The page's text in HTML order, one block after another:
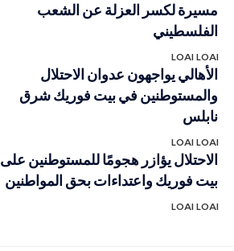
مسيرة لكسر العزلة عن الشعب
الفلسطيني
LOAI LOAI
الأهالي يواجهون عدوان الاحتلال
والمستوطنين في بيت فوريك شرق
نابلس
LOAI LOAI
الاحتلال يؤازر هجومًا للمستوطنين على
بيت فوريك واعتداءات بحق المواطنين
LOAI LOAI